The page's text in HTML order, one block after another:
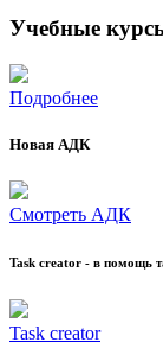
Учебные
Подробнее
Новая АДК
Смотреть АДК
Task creator - в помощь
Task creator